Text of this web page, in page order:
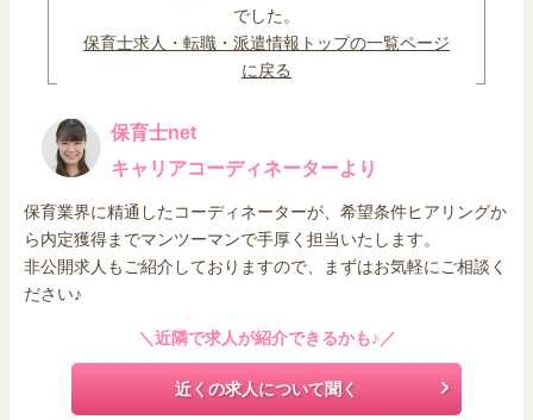
でした。
保育士求人・転職・派遣情報トップの一覧ページ
に戻る
保育士net
キャリアコーディネーターより
保育業界に精通したコーディネーターが、希望条件ヒアリングか
ら内定獲得までマンツーマンで手厚く担当いたします。
非公開求人もご紹介しておりますので、まずはお気軽にご相談く
ださい♪
＼近隣で求人が紹介できるかも♪／
近くの求人について聞く